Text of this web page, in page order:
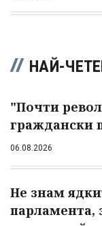
НАЙ-
"Почти
граждански
06.08.2026
Не знам
парламента,